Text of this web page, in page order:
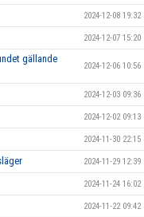
2024-12-08 19:32
2024-12-07 15:20
gällande
2024-12-06 10:56
2024-12-03 09:36
2024-12-02 09:13
2024-11-30 22:15
2024-11-29 12:39
2024-11-24 16:02
2024-11-22 09:42